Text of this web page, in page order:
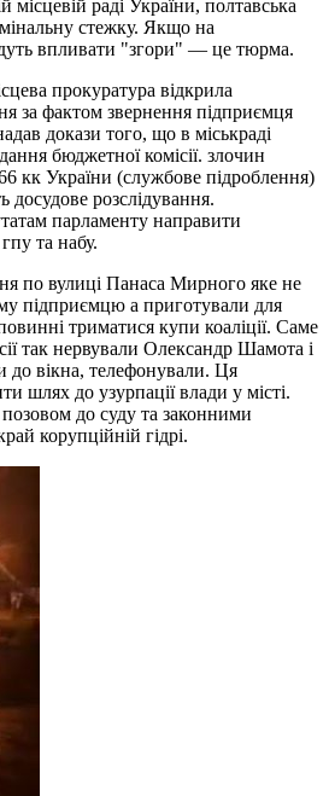
місцевій раді України, полтавська
стежку. Якщо на
впливати "згори" — це тюрма.
прокуратура відкрила
за фактом звернення підприємця
докази того, що в міськраді
бюджетної комісії. злочин
кк України (службове підроблення)
досудове розслідування.
парламенту направити
та набу.
по вулиці Панаса Мирного яке не
підприємцю а приготували для
триматися купи коаліції. Саме
так нервували Олександр Шамота і
до вікна, телефонували. Ця
шлях до узурпації влади у місті.
до суду та законними
корупційній гідрі.